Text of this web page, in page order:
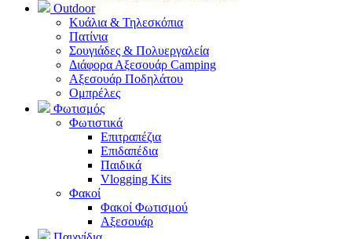
Outdoor
Κυάλια & Τηλεσκόπια
Πατίνια
Σουγιάδες & Πολυεργαλεία
Διάφορα Αξεσουάρ Camping
Αξεσουάρ Ποδηλάτου
Ομπρέλες
Φωτισμός
Φωτιστικά
Επιτραπέζια
Επιδαπέδια
Παιδικά
Vlogging Kits
Φακοί
Φακοί Φωτισμού
Αξεσουάρ